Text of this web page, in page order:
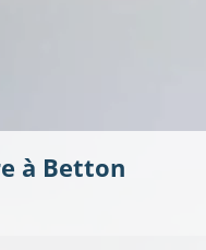
à Betton